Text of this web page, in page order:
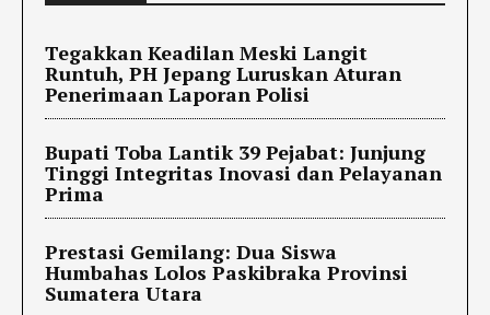
Tegakkan Keadilan Meski Langit
Runtuh, PH Jepang Luruskan Aturan
Penerimaan Laporan Polisi
Bupati Toba Lantik 39 Pejabat: Junjung
Tinggi Integritas Inovasi dan Pelayanan
Prima
Prestasi Gemilang: Dua Siswa
Humbahas Lolos Paskibraka Provinsi
Sumatera Utara